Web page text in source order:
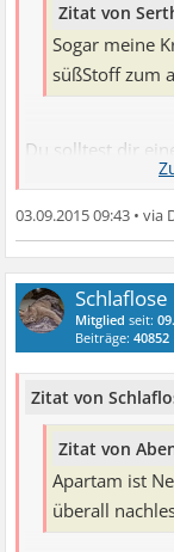
Zitat von
Sogar meine
süßStoff zum
Du solltest dir
die so einen
Süßstoff war in
heute ist das so
Gesunde und
Sport sollten die
Klar kann man
nehmen ohne
man das Zeug
50g Zucker pro
sicher nicht fetter
03.09.2015 09:43 •
Schlaflose
Mitglied seit:
Beiträge:40852
Zitat von
Zitat von
Apartam ist
überall